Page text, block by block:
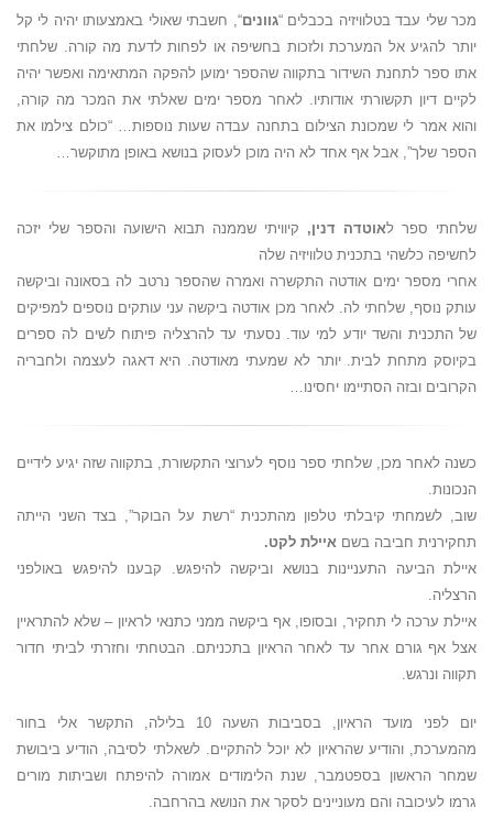
מכר שלי עבד בטלוויזיה בכבלים “גוונים“, חשבתי שאולי באמצעותו יהיה לי קל
יותר להגיע אל המערכת ולזכות בחשיפה או לפחות לדעת מה קורה. שלחתי
אתו ספר לתחנת השידור בתקווה שהספר ימוען להפקה המתאימה ואפשר יהיה
לקיים דיון תקשורתי אודותיו. לאחר מספר ימים שאלתי את המכר מה קורה,
והוא אמר לי שמכונת הצילום בתחנה עבדה שעות נוספות… “כולם צילמו את
הספר שלך”, אבל אף אחד לא היה מוכן לעסוק בנושא באופן מתוקשר…
שלחתי ספר לאוטדה דנין, קיוויתי שממנה תבוא הישועה והספר שלי יזכה
לחשיפה כלשהי בתכנית טלוויזיה שלה
אחרי מספר ימים אודטה התקשרה ואמרה שהספר נרטב לה בסאונה וביקשה
עותק נוסף, שלחתי לה. לאחר מכן אודטה ביקשה עני עותקים נוספים למפיקים
של התכנית והשד יודע למי עוד. נסעתי עד להרצליה פיתוח לשים לה ספרים
בקיוסק מתחת לבית. יותר לא שמעתי מאודטה. היא דאגה לעצמה ולחבריה
הקרובים ובזה הסתיימו יחסינו…
כשנה לאחר מכן, שלחתי ספר נוסף לערוצי התקשורת, בתקווה שזה יגיע לידיים
הנכונות.
שוב, לשמחתי קיבלתי טלפון מהתכנית “רשת על הבוקר”, בצד השני הייתה
תחקירנית חביבה בשם איילת לקט.
איילת הביעה התעניינות בנושא וביקשה להיפגש. קבענו להיפגש באולפני
הרצליה.
איילת ערכה לי תחקיר, ובסופו, אף ביקשה ממני כתנאי לראיון – שלא להתראיין
אצל אף גורם אחר עד לאחר הראיון בתכניתם. הבטחתי וחזרתי לביתי חדור
תקווה ונרגש.
יום לפני מועד הראיון, בסביבות השעה 10 בלילה, התקשר אלי בחור
מהמערכת, והודיע שהראיון לא יוכל להתקיים. לשאלתי לסיבה, הודיע ביבושת
שמחר הראשון בספטמבר, שנת הלימודים אמורה להיפתח ושביתות מורים
גרמו לעיכובה והם מעוניינים לסקר את הנושא בהרחבה.